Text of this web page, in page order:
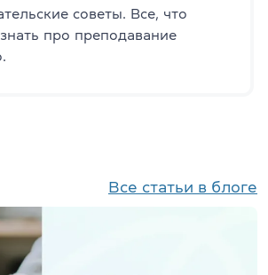
советы. Все, что
про преподавание
Все статьи в блоге